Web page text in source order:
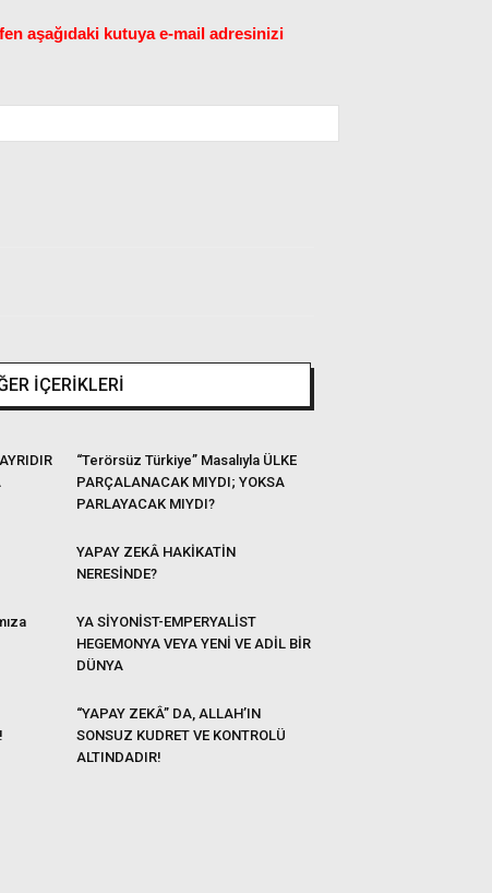
aşağıdaki kutuya e-mail adresinizi
İÇERİKLERİ
“Terörsüz Türkiye” Masalıyla ÜLKE
PARÇALANACAK MIYDI; YOKSA
PARLAYACAK MIYDI?
YAPAY ZEKÂ HAKİKATİN
NERESİNDE?
YA SİYONİST-EMPERYALİST
HEGEMONYA VEYA YENİ VE ADİL BİR
DÜNYA
“YAPAY ZEKÂ” DA, ALLAH’IN
SONSUZ KUDRET VE KONTROLÜ
ALTINDADIR!